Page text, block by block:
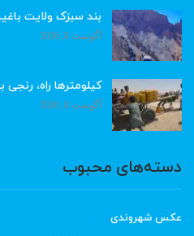
بند سبزک ولایت
آگوست 8, 2026
کیلومترها راه،
آگوست 8, 2026
دسته‌های محبوب
عکس شهروندی